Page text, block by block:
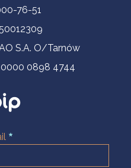
76-51
S.A. O/Tarnów
0000 0898 4744